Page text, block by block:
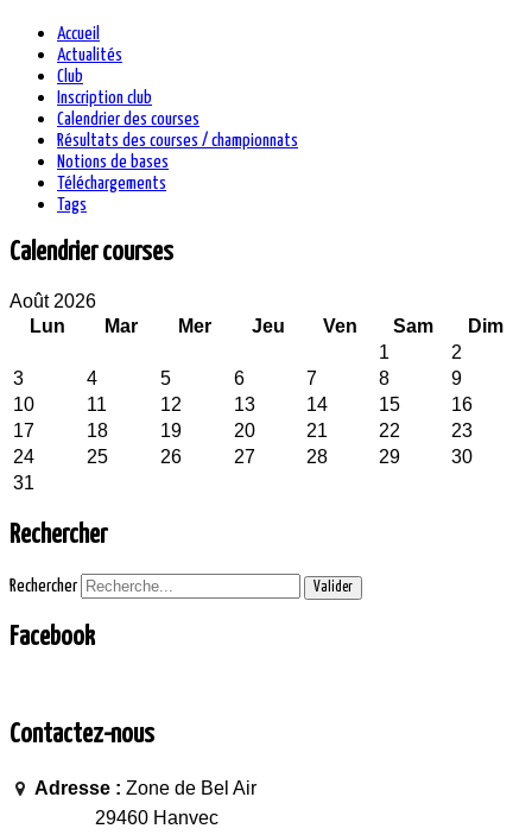
Accueil
Actualités
Club
Inscription club
Calendrier des courses
Résultats des courses / championnats
Notions de bases
Téléchargements
Tags
Calendrier courses
Août 2026
Lun
Mar Mer Jeu Ven Sam
Dim
1
2
3
4 5 6 7 8
9
10
11 12 13 14 15
16
17
18 19 20 21 22
23
24
25 26 27 28 29
30
31
Rechercher
Rechercher Valider
Facebook
Contactez-nous
Adresse : Zone de Bel Air
29460 Hanvec